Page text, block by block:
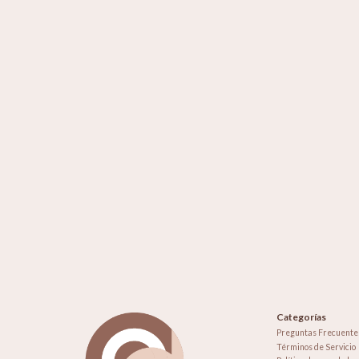
Categorías
Preguntas
Términos de Servicio